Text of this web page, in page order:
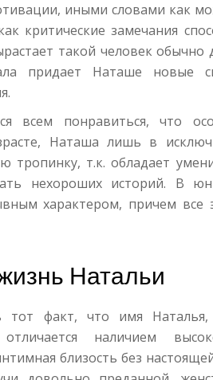
иными словами как
критические замечания
такой человек
придает Наташе новые
всем понравиться, что
Наташа лишь в
тропинку, т.к. обладает
нехороших историй. В
характером, причем все
Натальи
тот факт, что имя
отличается наличием
близость без